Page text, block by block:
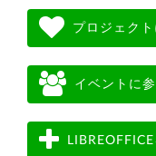
プロジェク
イベントに